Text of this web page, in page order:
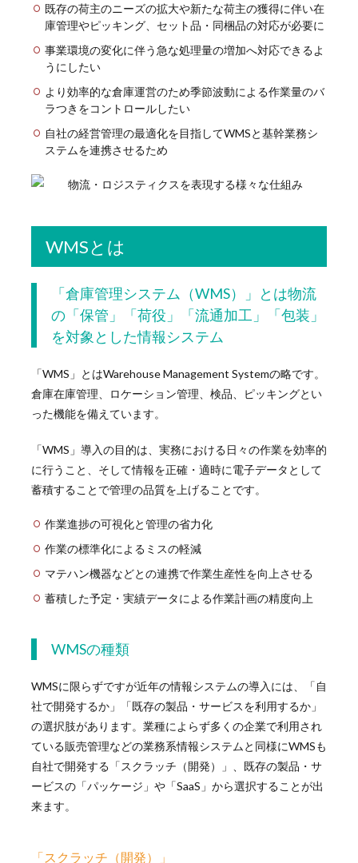
既存の荷主のニーズの拡大や新たな荷主の獲得に伴い在
庫管理やピッキング、セット品・同梱品の対応が必要に
事業環境の変化に伴う急な処理量の増加へ対応できるよ
うにしたい
より効率的な倉庫運営のため季節波動による作業量のバ
ラつきをコントロールしたい
自社の経営管理の最適化を目指してWMSと基幹業務シ
ステムを連携させるため
WMSとは
「倉庫管理システム（WMS）」とは物流
の「保管」「荷役」「流通加工」「包装」
を対象とした情報システム
「WMS」とはWarehouse Management Systemの略です。
倉庫在庫管理、ロケーション管理、検品、ピッキングとい
った機能を備えています。
「WMS」導入の目的は、実務における日々の作業を効率的
に行うこと、そして情報を正確・適時に電子データとして
蓄積することで管理の品質を上げることです。
作業進捗の可視化と管理の省力化
作業の標準化によるミスの軽減
マテハン機器などとの連携で作業生産性を向上させる
蓄積した予定・実績データによる作業計画の精度向上
WMSの種類
WMSに限らずですが近年の情報システムの導入には、「自
社で開発するか」「既存の製品・サービスを利用するか」
の選択肢があります。業種によらず多くの企業で利用され
ている販売管理などの業務系情報システムと同様にWMSも
自社で開発する「スクラッチ（開発）」、既存の製品・サ
ービスの「パッケージ」や「SaaS」から選択することが出
来ます。
「スクラッチ（開発）」